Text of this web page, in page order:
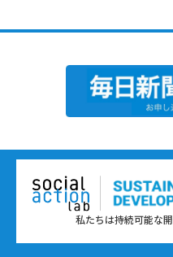
私たちは持続可能な